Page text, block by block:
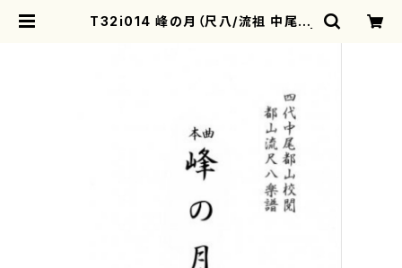
T32i014 峰の月（尺八/流祖 中尾都